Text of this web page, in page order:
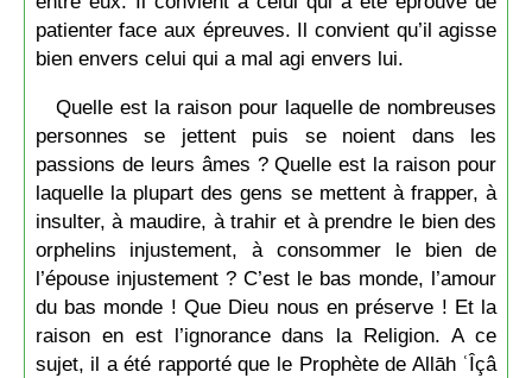
patienter face aux épreuves. Il convient qu’il agisse
bien envers celui qui a mal agi envers lui.
Quelle est la raison pour laquelle de nombreuses
personnes se jettent puis se noient dans les
passions de leurs âmes ? Quelle est la raison pour
laquelle la plupart des gens se mettent à frapper, à
insulter, à maudire, à trahir et à prendre le bien des
orphelins injustement, à consommer le bien de
l’épouse injustement ? C’est le bas monde, l’amour
du bas monde ! Que Dieu nous en préserve ! Et la
raison en est l’ignorance dans la Religion. A ce
sujet, il a été rapporté que le Prophète de Allāh ʿÎçâ